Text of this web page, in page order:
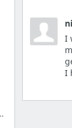
I
I